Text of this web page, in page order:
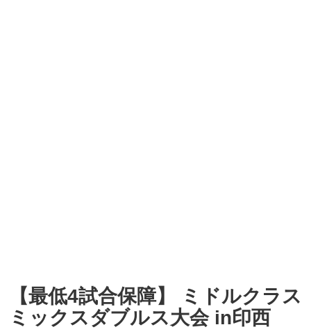
【最低4試合保障】 ミドルクラス
ミックスダブルス大会 in印西